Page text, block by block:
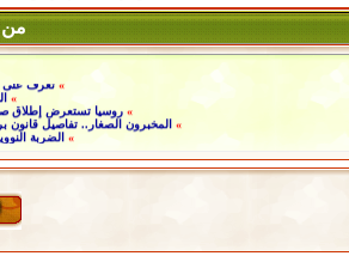
من
تعرف على
»
روسيا تستعرض إطلاق
المخبرون الصغار.. تفاصيل
»الضربة